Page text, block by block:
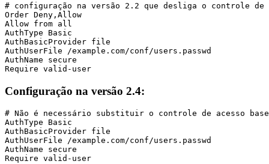
# configuração na versão 2.2 que desliga o controle de
Order Deny,Allow
Allow from all
AuthType Basic
AuthBasicProvider file
AuthUserFile /example.com/conf/users.passwd
AuthName secure
Require valid-user
Configuração na versão 2.4:
# Não é necessário substituir o controle de acesso
AuthType Basic
AuthBasicProvider file
AuthUserFile /example.com/conf/users.passwd
AuthName secure
Require valid-user